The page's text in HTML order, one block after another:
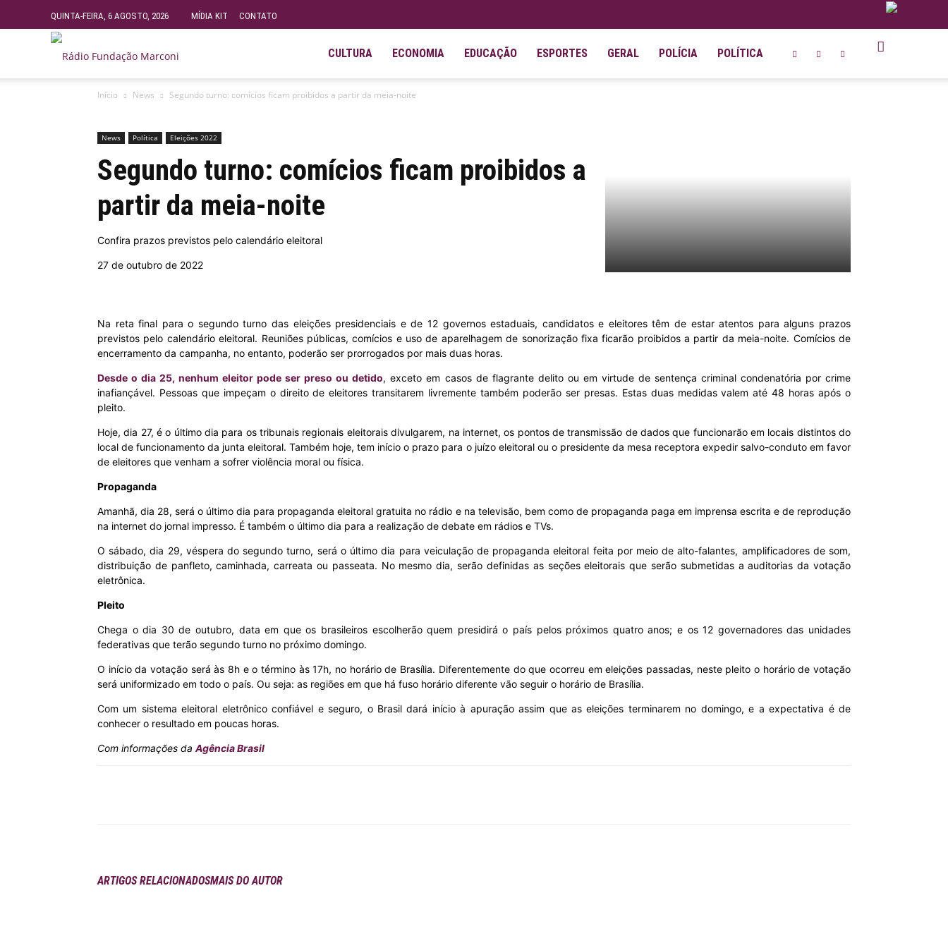
QUINTA-FEIRA, 6 AGOSTO, 2026 MÍDIA KIT CONTATO
Fundação
–
MHZ
CULTURA ECONOMIA EDUCAÇÃO ESPORTES GERAL POLÍCIA POLÍTICA
Início News Segundo turno: comícios ficam proibidos a partir da meia-noite
News Política Eleições 2022
Segundo turno: comícios ficam proibidos a
partir da meia-noite
Confira prazos previstos pelo calendário eleitoral
27 de outubro de 2022
Na reta final para o segundo turno das eleições presidenciais e de 12 governos estaduais, candidatos e eleitores têm de estar atentos para alguns prazos
previstos pelo calendário eleitoral. Reuniões públicas, comícios e uso de aparelhagem de sonorização fixa ficarão proibidos a partir da meia-noite. Comícios de
encerramento da campanha, no entanto, poderão ser prorrogados por mais duas horas.
Desde o dia 25, nenhum eleitor pode ser preso ou detido, exceto em casos de flagrante delito ou em virtude de sentença criminal condenatória por crime
inafiançável. Pessoas que impeçam o direito de eleitores transitarem livremente também poderão ser presas. Estas duas medidas valem até 48 horas após o
pleito.
Hoje, dia 27, é o último dia para os tribunais regionais eleitorais divulgarem, na internet, os pontos de transmissão de dados que funcionarão em locais distintos do
local de funcionamento da junta eleitoral. Também hoje, tem início o prazo para o juízo eleitoral ou o presidente da mesa receptora expedir salvo-conduto em favor
de eleitores que venham a sofrer violência moral ou física.
Propaganda
Amanhã, dia 28, será o último dia para propaganda eleitoral gratuita no rádio e na televisão, bem como de propaganda paga em imprensa escrita e de reprodução
na internet do jornal impresso. É também o último dia para a realização de debate em rádios e TVs.
O sábado, dia 29, véspera do segundo turno, será o último dia para veiculação de propaganda eleitoral feita por meio de alto-falantes, amplificadores de som,
distribuição de panfleto, caminhada, carreata ou passeata. No mesmo dia, serão definidas as seções eleitorais que serão submetidas a auditorias da votação
eletrônica.
Pleito
Chega o dia 30 de outubro, data em que os brasileiros escolherão quem presidirá o país pelos próximos quatro anos; e os 12 governadores das unidades
federativas que terão segundo turno no próximo domingo.
O início da votação será às 8h e o término às 17h, no horário de Brasília. Diferentemente do que ocorreu em eleições passadas, neste pleito o horário de votação
será uniformizado em todo o país. Ou seja: as regiões em que há fuso horário diferente vão seguir o horário de Brasília.
Com um sistema eleitoral eletrônico confiável e seguro, o Brasil dará início à apuração assim que as eleições terminarem no domingo, e a expectativa é de
conhecer o resultado em poucas horas.
Com informações da Agência Brasil
ARTIGOS RELACIONADOSMAIS DO AUTOR